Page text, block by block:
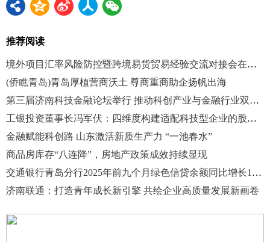
推荐阅读
境外项目汇率风险防控暨跨境易货贸易经验交流对接会在临沂成功举办
(侨瞧青岛)青岛厚植营商沃土 尊商重商助企扬帆出海
第三届济南科技金融论坛举行 推动科创产业与金融行业双向赋能
工银投资董事长冯军伏：四维度构建适配科技型企业的股债结合全生命周期服务矩阵
金融赋能科创路 山东激活新质生产力 “一池春水”
商品房库存“八连降”，房地产政策成效持续显现
交通银行青岛分行2025年前九个月绿色信贷余额同比增长12.56%
济南联通：打造青年成长新引擎 共绘企业高质量发展新画卷